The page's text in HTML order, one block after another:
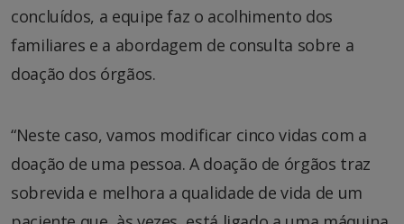
concluídos, a equipe faz o acolhimento dos
familiares e a abordagem de consulta sobre a
doação dos órgãos.
“Neste caso, vamos modificar cinco vidas com a
doação de uma pessoa. A doação de órgãos traz
sobrevida e melhora a qualidade de vida de um